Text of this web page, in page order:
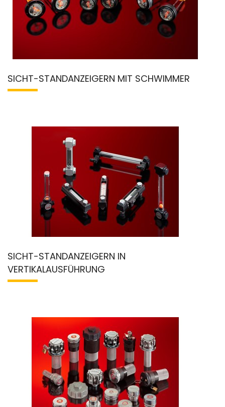
SICHT-STANDANZEIGERN MIT SCHWIMMER
SICHT-STANDANZEIGERN IN
VERTIKALAUSFÜHRUNG